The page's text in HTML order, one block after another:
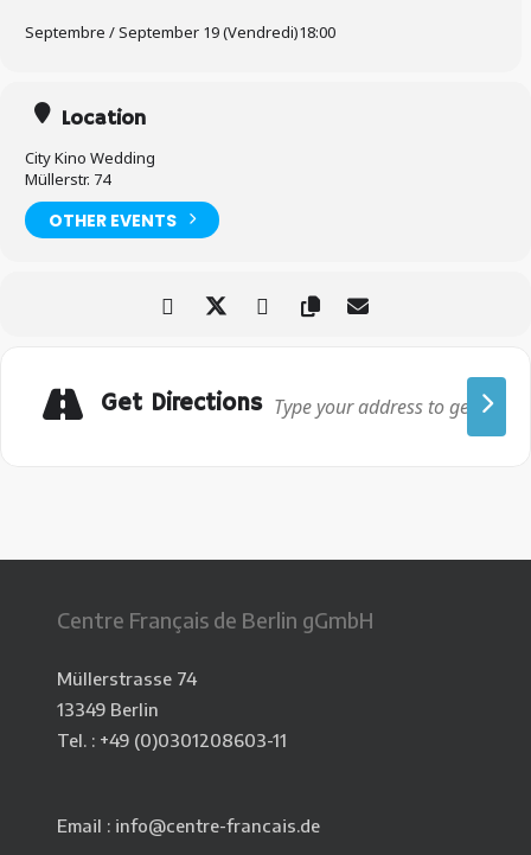
Septembre / September 19 (Vendredi)18:00
Location
City Kino Wedding
Müllerstr. 74
OTHER EVENTS
Get Directions
Centre Français de Berlin gGmbH
Müllerstrasse 74
13349 Berlin
Tel. : +49 (0)0301208603-11
Email : info@centre-francais.de